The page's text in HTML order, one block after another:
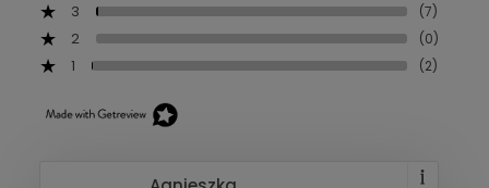
3 (7)
2 (0)
1 (2)